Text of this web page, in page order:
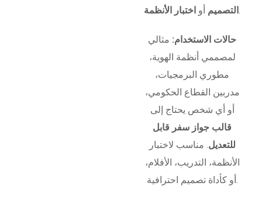
التصميم أو اختبار الأنظمة .
حالات الاستخدام: مثالي
لمصممي أنظمة الهوية،
مطوري البرمجيات،
مدربين القطاع الحكومي،
أو أي شخص يحتاج إلى
قالب جواز سفر قابل
للتعديل. مناسب لاختبار
الأنظمة، التدريب، الأفلام،
أو كأداة تصميم احترافية.